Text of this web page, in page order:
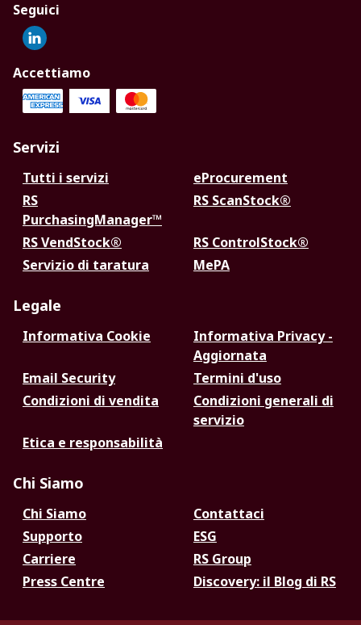
Seguici
Accettiamo
Servizi
Tutti i servizi
eProcurement
RS
PurchasingManager™
RS ScanStock®
RS VendStock®
RS ControlStock®
Servizio di taratura
MePA
Legale
Informativa Cookie
Informativa Privacy -
Aggiornata
Email Security
Termini d'uso
Condizioni di vendita
Condizioni generali di
servizio
Etica e responsabilità
Chi Siamo
Chi Siamo
Contattaci
Supporto
ESG
Carriere
RS Group
Press Centre
Discovery: il Blog di RS